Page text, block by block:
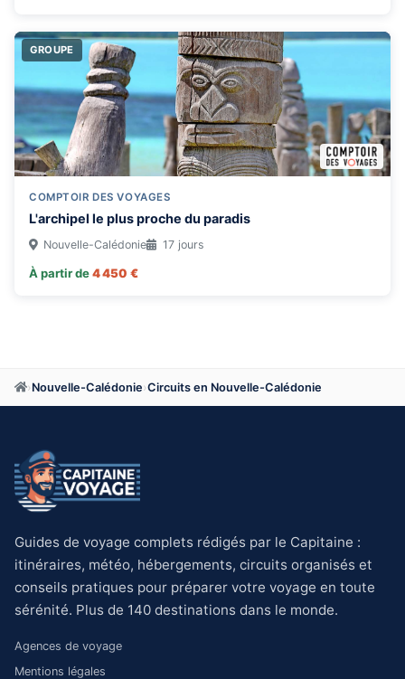
GROUPE
COMPTOIR DES VOYAGES
L'archipel le plus proche du paradis
Nouvelle-Calédonie 17 jours
À partir de4 450 €
› Nouvelle-Calédonie›Circuits en Nouvelle-Calédonie
Guides de voyage complets rédigés par le Capitaine :
itinéraires, météo, hébergements, circuits organisés et
conseils pratiques pour préparer votre voyage en toute
sérénité. Plus de 140 destinations dans le monde.
Agences de voyage
Mentions légales